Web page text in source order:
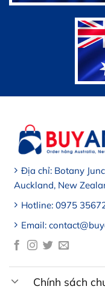
Địa chỉ: Botany
Auckland, New
Hotline: 0975
Email:
Chính sách